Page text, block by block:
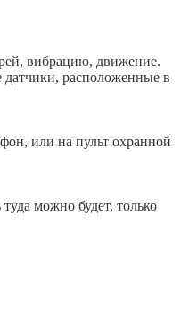
вибрацию, движение.
датчики, расположенные в
или на пульт охранной
можно будет, только